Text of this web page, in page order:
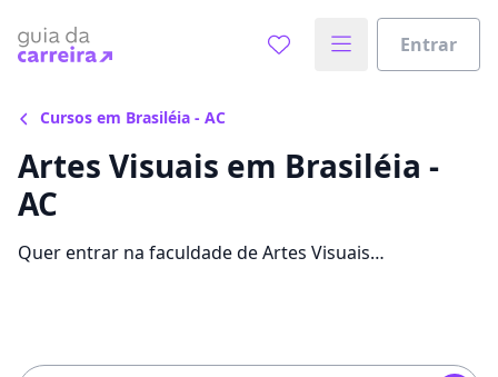
Entrar
Cursos em Brasiléia - AC
Artes Visuais em Brasiléia -
AC
Quer entrar na faculdade de Artes Visuais